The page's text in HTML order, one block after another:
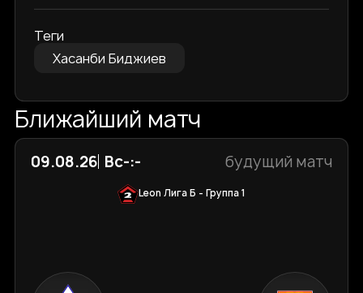
Теги
Хасанби Биджиев
Ближайший матч
09.08.26 Вс-:- будущий матч
Leon Лига Б - Группа 1